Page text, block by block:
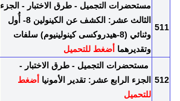
511
مستحضرات التجميل - طرق الاختبار - الجزء
الثالث عشر: الكشف عن الكينولين 8- أُول
وثنائي (8-هيدروكسى كينولينيوم) سلفات
وتقديرهما أضغط للتحميل
512
مستحضرات التجميل - طرق الاختبار -
الجزء الرابع عشر: تقدير الأمونيا أضغط
للتحميل